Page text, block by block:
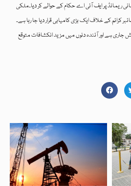
ریمانڈ پر ایف آئی اے حکام کے حوالے کر دیا۔ملکی
کرائم کے خلاف ایک بڑی کامیابی قرار دیا جا رہا ہے۔
ہے اور آئندہ دنوں میں مزید انکشافات متوقع